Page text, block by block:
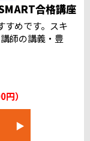
ストセンター
ー
ター
合格講座
すめです。スキ
師の講義・豊
）
▶